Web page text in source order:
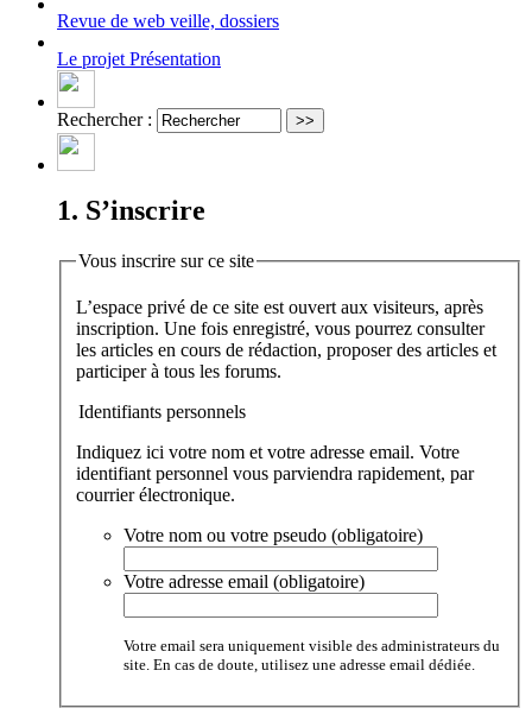
Revue de web veille, dossiers
Le projet Présentation
Rechercher :
1. S’inscrire
Vous inscrire sur ce site
L’espace privé de ce site est ouvert aux visiteurs, après
inscription. Une fois enregistré, vous pourrez consulter
les articles en cours de rédaction, proposer des articles et
participer à tous les forums.
Identifiants personnels
Indiquez ici votre nom et votre adresse email. Votre
identifiant personnel vous parviendra rapidement, par
courrier électronique.
Votre nom ou votre pseudo (obligatoire)
Votre adresse email (obligatoire)
Votre email sera uniquement visible des administrateurs du
site. En cas de doute, utilisez une adresse email dédiée.